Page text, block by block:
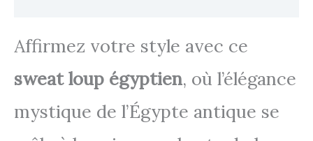
Affirmez votre style avec ce
sweat loup égyptien, où l’élégance
mystique de l’Égypte antique se